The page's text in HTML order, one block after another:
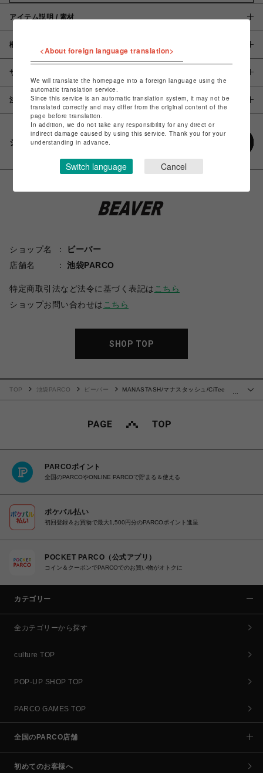
アイテム説明 / 素材
概要
サイズ
注意事項
シェアする
ショップ名
ビーバー
店舗名
池袋PARCO
特定商取引法など法令に基づく表記は こちら
ショップお問い合わせは こちら
SHOP TOP
TOP 池袋PARCO ビーバー
MANASTASH/マナスタッシュ/CiTee
PARCOポイント
全国のPARCOやONLINE PARCOで貯まる＆使える
ポケパル払い
初回登録＆お買物で最大1,500円分のPARCOポイント進呈
POCKET PARCO（公式アプリ）
コイン＆クーポンでPARCOでのお買い物がオトクに
カテゴリー
全カテゴリーから探す
culture TOP
POP-UP SHOP TOP
PARCO GAMES TOP
全国のPARCO店舗
初めてのお客様へ
<About foreign language translation>
We will translate the homepage into a foreign language using the
automatic translation service.
Since this service is an automatic translation system, it may not be
translated correctly and may differ from the original content of the
page before translation.
In addition, we do not take any responsibility for any direct or
indirect damage caused by using this service. Thank you for your
understanding in advance.
Switch language Cancel